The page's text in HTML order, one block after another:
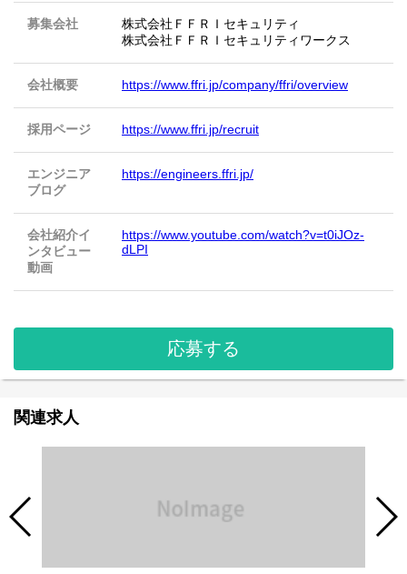
募集会社
株式会社ＦＦＲＩセキュリティ
株式会社ＦＦＲＩセキュリティワークス
会社概要 https://www.ffri.jp/company/ffri/overview
採用ページ https://www.ffri.jp/recruit
エンジニア
ブログ
https://engineers.ffri.jp/
会社紹介イ
ンタビュー
動画
https://www.youtube.com/watch?v=t0iJOz-
dLPI
応募する
関連求人